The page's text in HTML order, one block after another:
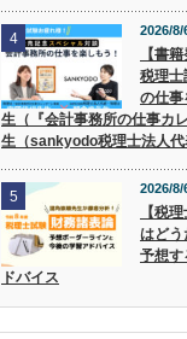
4 2026/8/
【書
税理士
の仕事
生（『会計事務所の仕事カ
生（sankyodo税理士法人代
5 2026/8/
【税
はど
予想す
ドバイス